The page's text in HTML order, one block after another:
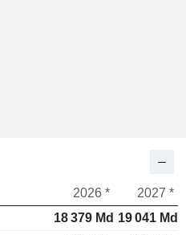
2026 *
2027 *
18 379 Md 19 041 Md